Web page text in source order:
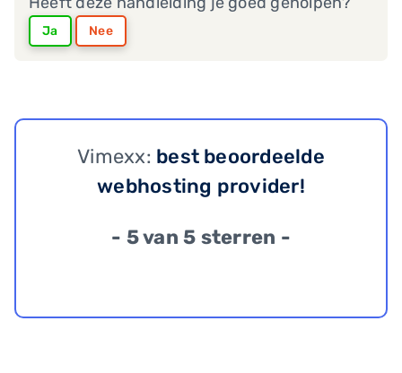
Ja Nee
Vimexx: best beoordeelde
webhosting provider!
- 5 van 5 sterren -